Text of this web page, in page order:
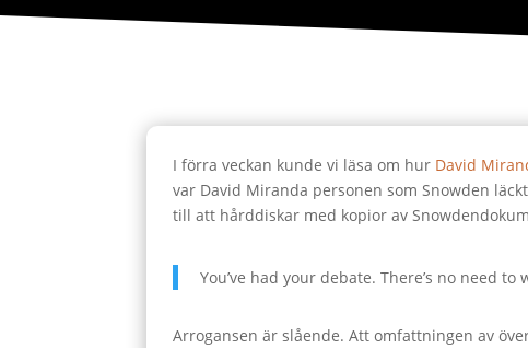
I förra veckan kunde vi läsa om hur David
var David Miranda personen som Snowden
till att hårddiskar med kopior av
You’ve had your debate. There’s no need to
Arrogansen är slående. Att omfattningen av